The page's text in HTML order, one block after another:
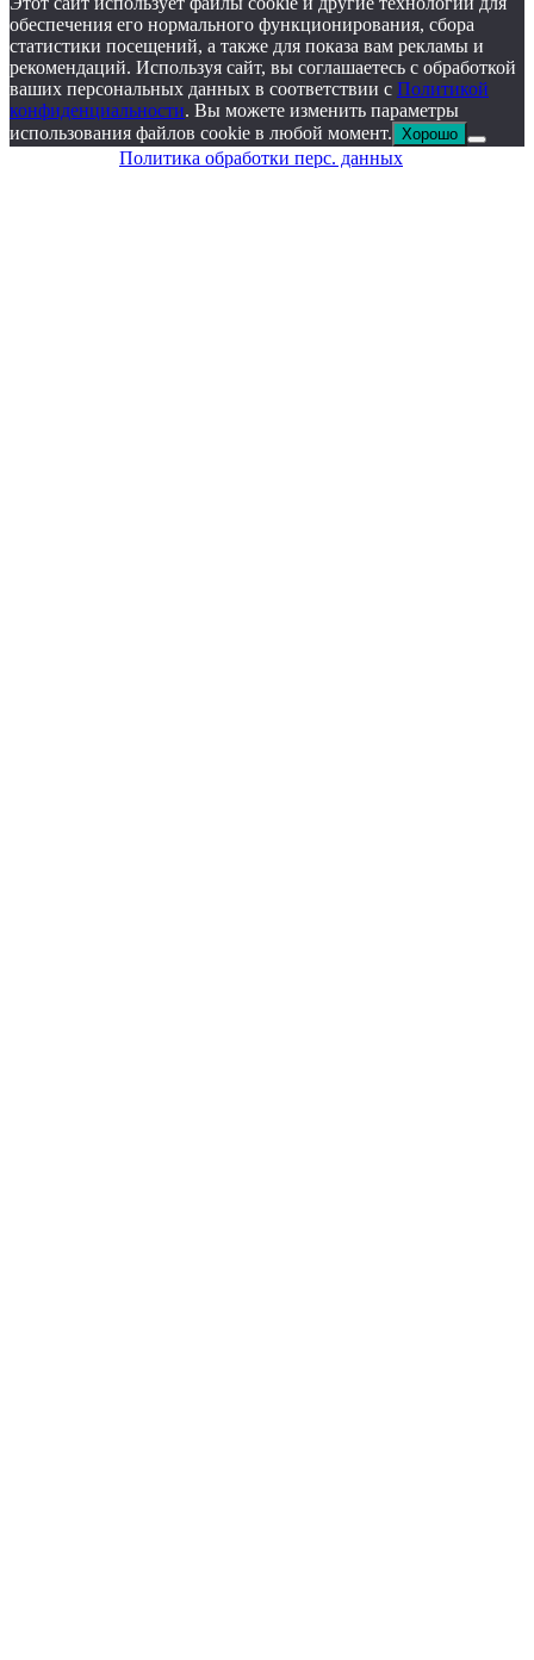
обеспечения его нормального функционирования, сбора
статистики посещений, а также для показа вам рекламы и
рекомендаций. Используя сайт, вы соглашаетесь с обработкой
ваших персональных данных в соответствии с Политикой
конфиденциальности. Вы можете изменить параметры
использования файлов cookie в любой момент. Хорошо
Политика обработки перс. данных